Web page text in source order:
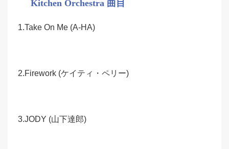
Kitchen Orchestra 曲目
1.Take On Me (A-HA)
2.Firework (ケイティ・ペリー)
3.JODY (山下達郎)